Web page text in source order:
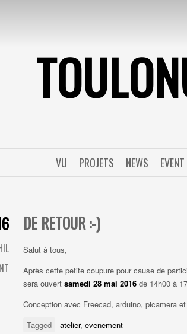
EVENT
NEWS
PROJETS
VU
DE RETOUR :-)
Salut à tous,
Après cette petite coupure pour cause de
sera ouvert samedi 28 mai 2016 de 14h00 à
Conception avec Freecad, arduino, picamera
Tagged
atelier, evenement